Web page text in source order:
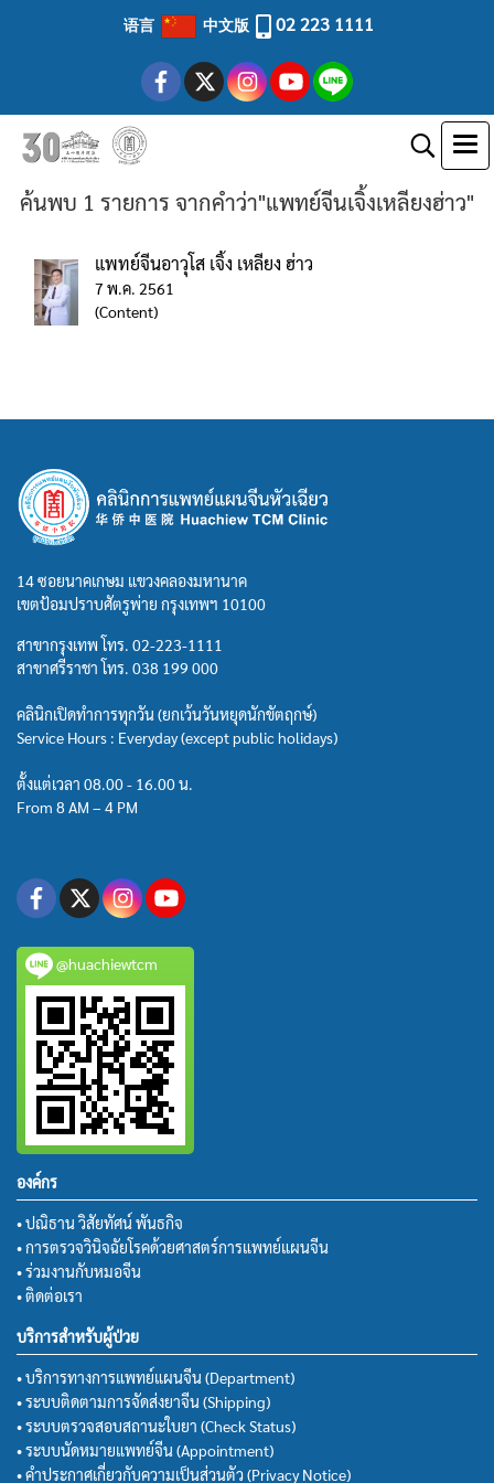
语言 中文版 02 223 1111
ค้นพบ 1 รายการ จากคำว่า"แพทย์จีนเจิ้งเหลียงฮ่าว"
แพทย์จีนอาวุโส เจิ้ง เหลียง ฮ่าว
7 พ.ค. 2561
(Content)
14 ซอยนาคเกษม แขวงคลองมหานาค
เขตป้อมปราบศัตรูพ่าย กรุงเทพฯ 10100
สาขากรุงเทพ โทร. 02-223-1111
สาขาศรีราชา โทร. 038 199 000
คลินิกเปิดทำการทุกวัน (ยกเว้นวันหยุดนักขัตฤกษ์)
Service Hours : Everyday (except public holidays)
ตั้งแต่เวลา 08.00 - 16.00 น.
From 8 AM – 4 PM
@huachiewtcm
องค์กร
• ปณิธาน วิสัยทัศน์ พันธกิจ
• การตรวจวินิจฉัยโรคด้วยศาสตร์การแพทย์แผนจีน
• ร่วมงานกับหมอจีน
• ติดต่อเรา
บริการสำหรับผู้ป่วย
• บริการทางการแพทย์แผนจีน (Department)
• ระบบติดตามการจัดส่งยาจีน (Shipping)
• ระบบตรวจสอบสถานะใบยา (Check Status)
• ระบบนัดหมายแพทย์จีน (Appointment)
• คำประกาศเกี่ยวกับความเป็นส่วนตัว (Privacy Notice)